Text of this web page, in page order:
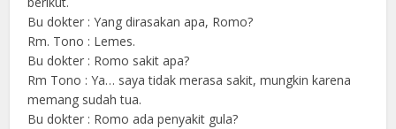
Bu dokter : Yang dirasakan apa, Romo?
Rm. Tono : Lemes.
Bu dokter : Romo sakit apa?
Rm Tono : Ya… saya tidak merasa sakit, mungkin karena
memang sudah tua.
Bu dokter : Romo ada penyakit gula?